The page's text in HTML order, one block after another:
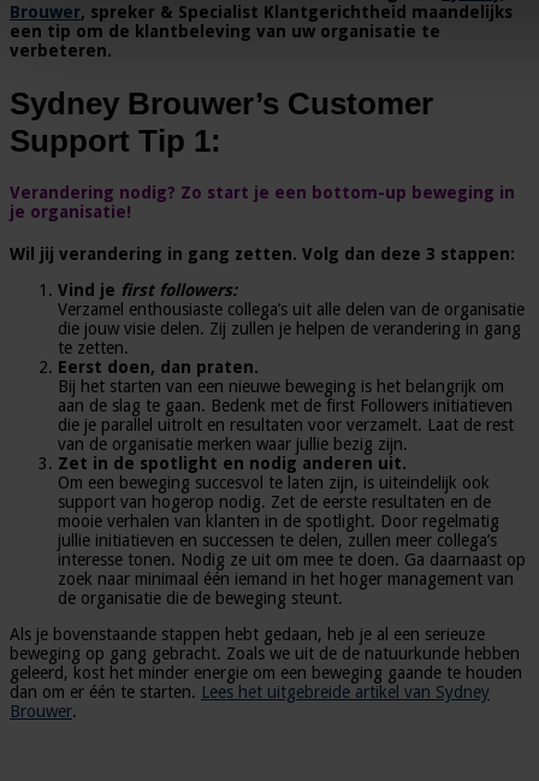
Brouwer, spreker & Specialist Klantgerichtheid maandelijks
een tip om de klantbeleving van uw organisatie te
verbeteren.
Sydney Brouwer’s Customer
Support Tip 1:
Verandering nodig? Zo start je een bottom-up beweging in
je organisatie!
Wil jij verandering in gang zetten. Volg dan deze 3 stappen:
Vind je first followers:
Verzamel enthousiaste collega’s uit alle delen van de organisatie
die jouw visie delen. Zij zullen je helpen de verandering in gang
te zetten.
Eerst doen, dan praten.
Bij het starten van een nieuwe beweging is het belangrijk om
aan de slag te gaan. Bedenk met de first Followers initiatieven
die je parallel uitrolt en resultaten voor verzamelt. Laat de rest
van de organisatie merken waar jullie bezig zijn.
Zet in de spotlight en nodig anderen uit.
Om een beweging succesvol te laten zijn, is uiteindelijk ook
support van hogerop nodig. Zet de eerste resultaten en de
mooie verhalen van klanten in de spotlight. Door regelmatig
jullie initiatieven en successen te delen, zullen meer collega’s
interesse tonen. Nodig ze uit om mee te doen. Ga daarnaast op
zoek naar minimaal één iemand in het hoger management van
de organisatie die de beweging steunt.
Als je bovenstaande stappen hebt gedaan, heb je al een serieuze
beweging op gang gebracht. Zoals we uit de de natuurkunde hebben
geleerd, kost het minder energie om een beweging gaande te houden
dan om er één te starten. Lees het uitgebreide artikel van Sydney
Brouwer.